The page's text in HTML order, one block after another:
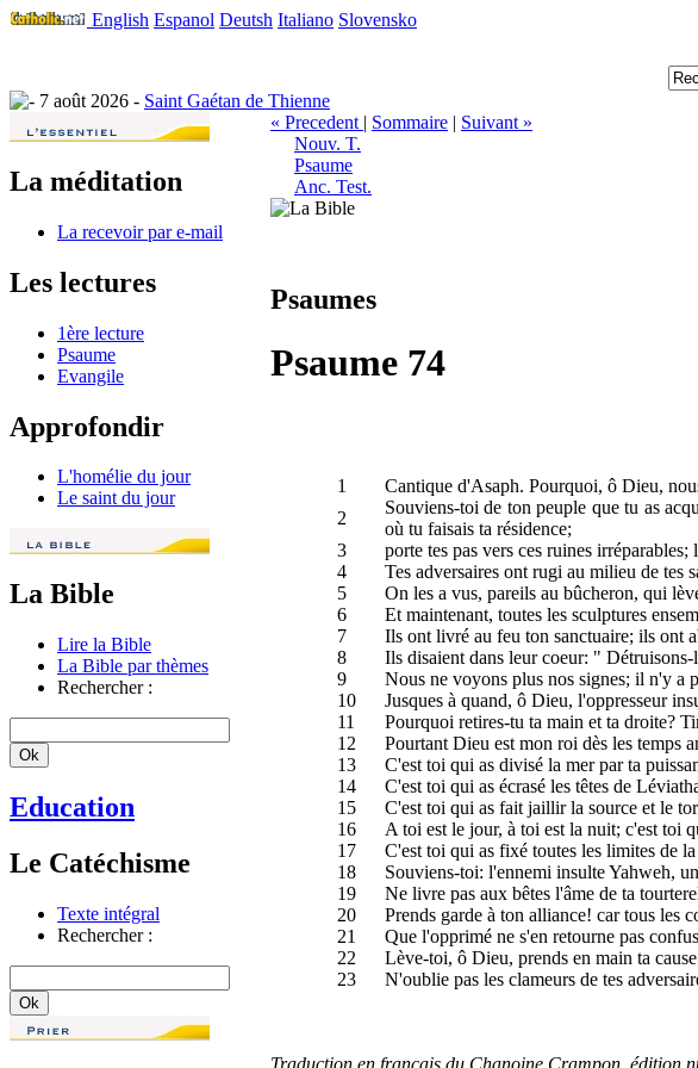
English Espanol Deutsh Italiano Slovensko
7 août 2026 - Saint Gaétan de Thienne
La méditation
La recevoir par e-mail
Les lectures
1ère lecture
Psaume
Evangile
Approfondir
L'homélie du jour
Le saint du jour
La Bible
Lire la Bible
La Bible par thèmes
Rechercher :
Education
Le Catéchisme
Texte intégral
Rechercher :
« Precedent | Sommaire | Suivant »
Nouv. T.
Psaume
Anc. Test.
Psaumes
Psaume 74
1
Cantique d'Asaph. Pourquoi, ô Dieu,
2
Souviens-toi de ton peuple que tu as
où tu faisais ta résidence;
3
porte tes pas vers ces ruines
4
Tes adversaires ont rugi au milieu de tes
5
On les a vus, pareils au bûcheron, qui
6
Et maintenant, toutes les sculptures
7
Ils ont livré au feu ton sanctuaire; ils ont
8
Ils disaient dans leur coeur: "
9
Nous ne voyons plus nos signes; il n'y a
10
Jusques à quand, ô Dieu, l'oppresseur
11
Pourquoi retires-tu ta main et ta droite?
12
Pourtant Dieu est mon roi dès les temps
13
C'est toi qui as divisé la mer par ta
14
C'est toi qui as écrasé les têtes de
15
C'est toi qui as fait jaillir la source et le
16
A toi est le jour, à toi est la nuit; c'est toi
17
C'est toi qui as fixé toutes les limites de
18
Souviens-toi: l'ennemi insulte Yahweh,
19
Ne livre pas aux bêtes l'âme de ta
20
Prends garde à ton alliance! car tous les
21
Que l'opprimé ne s'en retourne pas
22
Lève-toi, ô Dieu, prends en main ta
23
N'oublie pas les clameurs de tes
Traduction en français du Chanoine Crampon, édition